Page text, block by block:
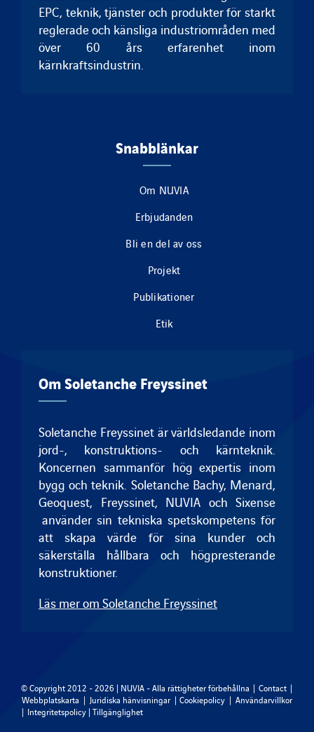
EPC, teknik, tjänster och produkter för starkt
reglerade och känsliga industriområden med
över 60 års erfarenhet inom
kärnkraftsindustrin.
Snabblänkar
Om NUVIA
Erbjudanden
Bli en del av oss
Projekt
Publikationer
Etik
Om Soletanche Freyssinet
Soletanche Freyssinet är världsledande inom
jord-, konstruktions- och kärnteknik.
Koncernen sammanför hög expertis inom
bygg och teknik. Soletanche Bachy, Menard,
Geoquest, Freyssinet, NUVIA ochSixense
använder sin tekniska spetskompetens för
att skapa värde för sina kunder och
säkerställa hållbara och högpresterande
konstruktioner.
Läs mer om Soletanche Freyssinet
© Copyright 2012 - 2026 | NUVIA - Alla rättigheter förbehållna |Contact |
Webbplatskarta | Juridiska hänvisningar|Cookiepolicy |Användarvillkor
| Integritetspolicy| Tillgänglighet